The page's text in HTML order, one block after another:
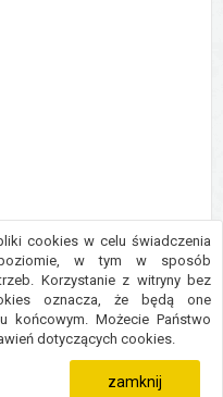
cookies w celu świadczenia
w tym w sposób
Korzystanie z witryny bez
oznacza, że będą one
końcowym. Możecie Państwo
dotyczących cookies.
zamknij
Płużnica
Sp. z o.o.